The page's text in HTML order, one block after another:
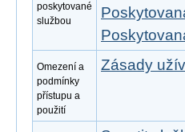
poskytované
službou
Omezení a
podmínky
přístupu a
použití
Zásady